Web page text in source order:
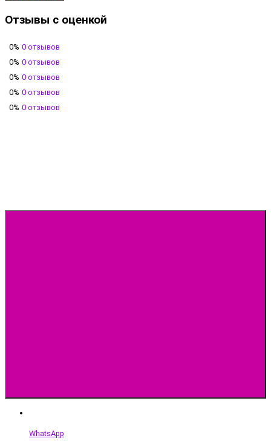
Отзывы с оценкой
0% 0 отзывов
0% 0 отзывов
0% 0 отзывов
0% 0 отзывов
0% 0 отзывов
WhatsApp